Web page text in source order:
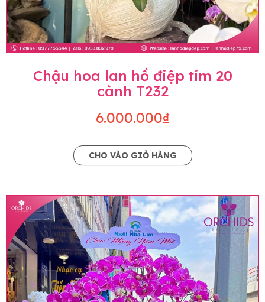
Chậu hoa lan hồ điệp tím 20
cành T232
6.000.000₫
CHO VÀO GIỎ HÀNG